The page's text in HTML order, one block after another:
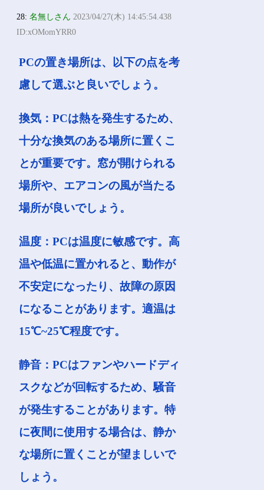
28:名無しさん 2023/04/27(木) 14:45:54.438
ID:xOMomYRR0
PCの置き場所は、以下の点を考
慮して選ぶと良いでしょう。
換気：PCは熱を発生するため、
十分な換気のある場所に置くこ
とが重要です。窓が開けられる
場所や、エアコンの風が当たる
場所が良いでしょう。
温度：PCは温度に敏感です。高
温や低温に置かれると、動作が
不安定になったり、故障の原因
になることがあります。適温は
15℃~25℃程度です。
静音：PCはファンやハードディ
スクなどが回転するため、騒音
が発生することがあります。特
に夜間に使用する場合は、静か
な場所に置くことが望ましいで
しょう。